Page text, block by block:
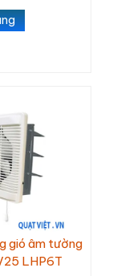
gió âm tường
LHP6T